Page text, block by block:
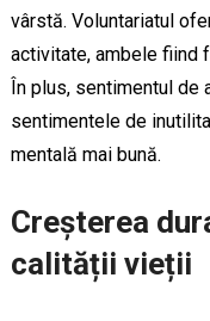
vârstă. Voluntariatul
activitate, ambele fiind
În plus, sentimentul de
sentimentele de
mentală mai bună.
Creșterea
calității vieții